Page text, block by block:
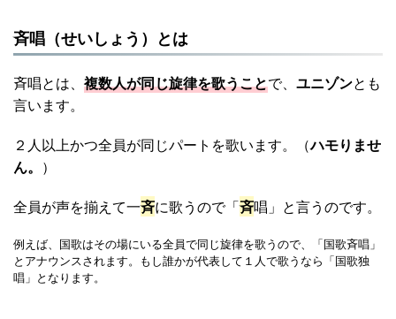
斉唱（せいしょう）とは
斉唱とは、 複数人が同じ旋律を歌うことで、 ユニゾンとも
言います。
２人以上かつ全員が同じパートを歌います。（ハモりませ
ん。 ）
全員が声を揃えて一斉に歌うので「斉唱」と言うのです。
例えば、国歌はその場にいる全員で同じ旋律を歌うので、「国歌斉唱」
とアナウンスされます。もし誰かが代表して１人で歌うなら「国歌独
唱」となります。